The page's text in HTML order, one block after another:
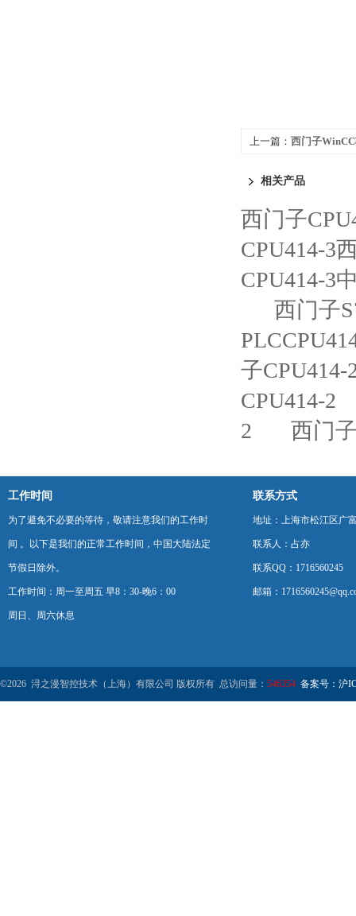
上一篇： 西门子
相关产品
西门子
CPU414-3
CPU414-3
西门子
子CPU414-
CPU414-2
2
西门
工作时间
为了避免不必要的等待，敬请注意我们的工作时
间 。以下是我们的正常工作时间，中国大陆法定
节假日除外。
工作时间：周一至周五 早8：30-晚6：00
周日、周六休息
联系方式
地址：上海市松江区广
联系人：占亦
联系QQ：1716560245
邮箱：
©2026 浔之漫智控技术（上海）有限公司 版权所有 总访问量： 546354 备案号：沪